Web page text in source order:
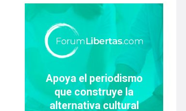
Apoya el periodismo
que construye la
alternativa cultural